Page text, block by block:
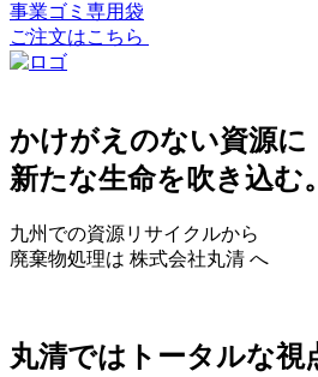
事業ゴミ専用袋
ご注文はこちら
かけがえのない資源に
新たな生命を吹き込む。
九州での資源リサイクルから
廃棄物処理は 株式会社丸清 へ
丸清ではトータルな視